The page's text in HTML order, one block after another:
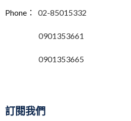
Phone： 02-85015332
0901353661
0901353665
訂閱我們